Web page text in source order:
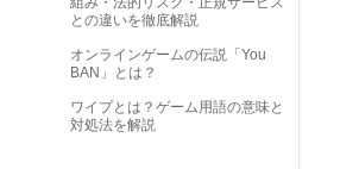
との違いを徹底解説
オンラインゲームの伝説「You
BAN」とは？
ワイプとは？ゲーム用語の意味と
対処法を解説